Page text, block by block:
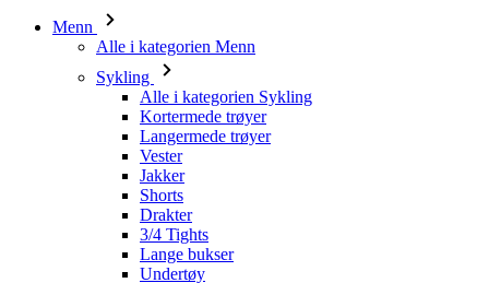
Menn
Alle i kategorien Menn
Sykling
Alle i kategorien Sykling
Kortermede trøyer
Langermede trøyer
Vester
Jakker
Shorts
Drakter
3/4 Tights
Lange bukser
Undertøy